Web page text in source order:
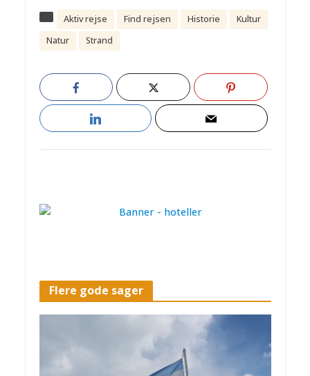
Aktiv rejse Find rejsen Historie
Kultur
Natur
Strand
Flere gode sager